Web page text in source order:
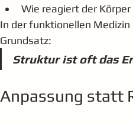
Wie reagiert der
In der funktionellen
Grundsatz:
Struktur ist oft das
Anpassung statt